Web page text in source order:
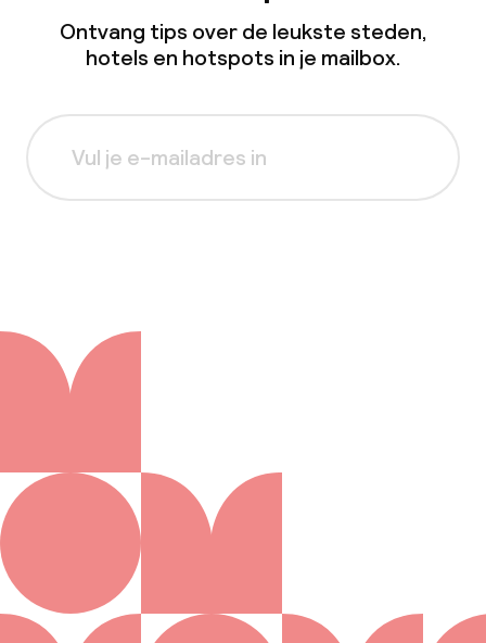
Ontvang tips over de leukste steden,
hotels en hotspots in je mailbox.